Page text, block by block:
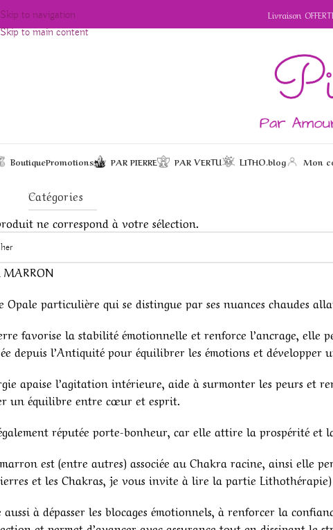
Skip to navigation
Skip to main content
Livraison
BoutiquePromotions PAR PIERRE PAR VERTU LITHO.blog Mon
Catégories
ne correspond à votre sélection.
MARRON
Opale particulière qui se distingue par ses nuances chaudes
favorise la stabilité émotionnelle et renforce l’ancrage, elle
depuis l’Antiquité pour équilibrer les émotions et développer
apaise l’agitation intérieure, aide à surmonter les peurs et
un équilibre entre cœur et esprit.
réputée porte-bonheur, car elle attire la prospérité et
est (entre autres) associée au Chakra racine, ainsi elle
et les Chakras, je vous invite à lire la partie Lithothérapie)
aussi à dépasser les blocages émotionnels, à renforcer la